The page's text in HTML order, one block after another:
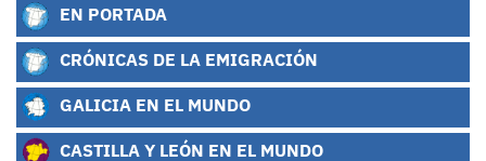
EN PORTADA
CRÓNICAS DE LA EMIGRACIÓN
GALICIA EN EL MUNDO
CASTILLA Y LEÓN EN EL MUNDO